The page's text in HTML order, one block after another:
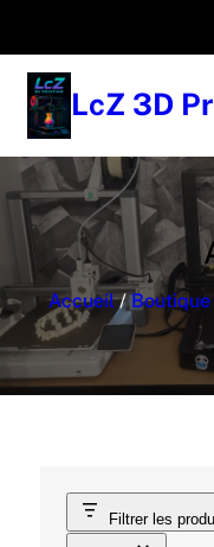
LcZ 3D
Accueil/Boutique
Filtrer les